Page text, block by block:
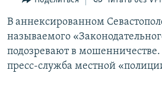
поискуИНФОГРАФИКА
ТЕЛЕПРОЕКТ КРЫМ.РЕАЛИИ
СОВЕТЫ ПРАВОЗАЩИТНИКОВ
КАК ОБОЙТИ БЛОКИРОВКУ
Українською
Qırımtatar
В аннексированном
называемого
подозревают в
пресс-служба местной